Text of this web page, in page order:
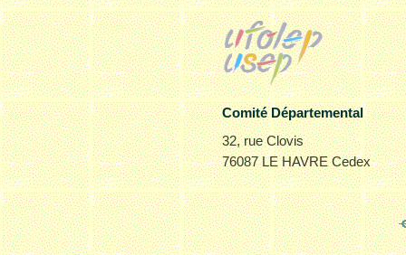
Comité Départemental
32, rue Clovis
76087 LE HAVRE Cedex